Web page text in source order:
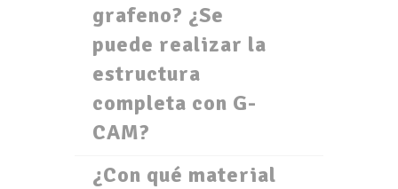
grafeno? ¿Se
puede realizar la
estructura
completa con G-
CAM?
¿Con qué material